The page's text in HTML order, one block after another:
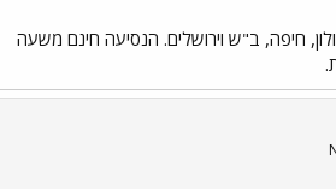
חיפה, ב"ש וירושלים. הנסיעה חינם משעה